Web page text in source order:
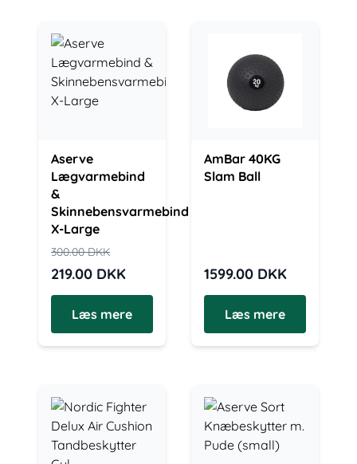
Aserve
Lægvarmebind
&
Skinnebensvarmebind
X-Large
300.00DKK
219.00 DKK
Læs mere
AmBar 40KG
Slam Ball
1599.00 DKK
Læs mere